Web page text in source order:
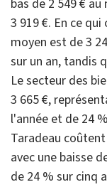
bas de 2 549 €
3 919 €. En ce
moyen est de 3
sur un an, tandis
Le secteur des
3 665 €,
l'année et de 24
Taradeau
avec une baisse
de 24 % sur cinq